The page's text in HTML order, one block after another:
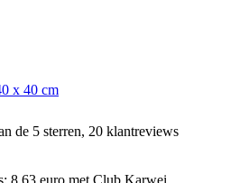
x 40 cm
de 5 sterren, 20 klantreviews